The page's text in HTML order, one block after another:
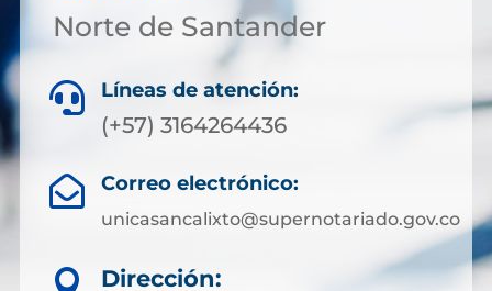
Norte de Santander
 Líneas de atención:
(+57) 3164264436
 Correo electrónico:
unicasancalixto@supernotariado.gov.co
Dirección: